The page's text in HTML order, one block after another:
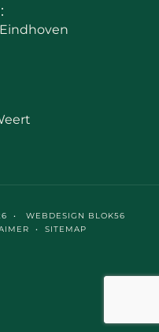
•
WEBDESIGN BLOK56
• SITEMAP